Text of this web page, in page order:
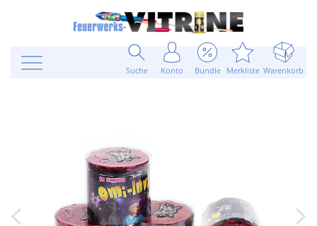
Suche Konto Bundle Merkliste Warenkorb